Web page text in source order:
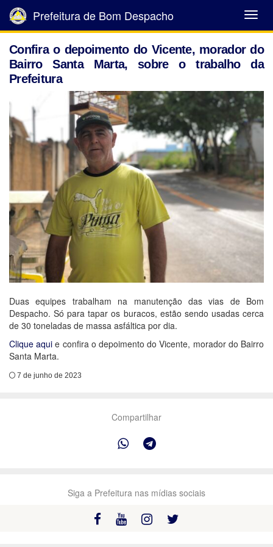
Abrir
Menu
Prefeitura de Bom Despacho
Confira o depoimento do Vicente, morador do
Bairro Santa Marta, sobre o trabalho da
Prefeitura
Duas equipes trabalham na manutenção das vias de Bom
Despacho. Só para tapar os buracos, estão sendo usadas cerca
de 30 toneladas de massa asfáltica por dia.
Clique aqui e confira o depoimento do Vicente, morador do Bairro
Santa Marta.
7 de junho de 2023
Compartilhar
Siga a Prefeitura nas mídias sociais